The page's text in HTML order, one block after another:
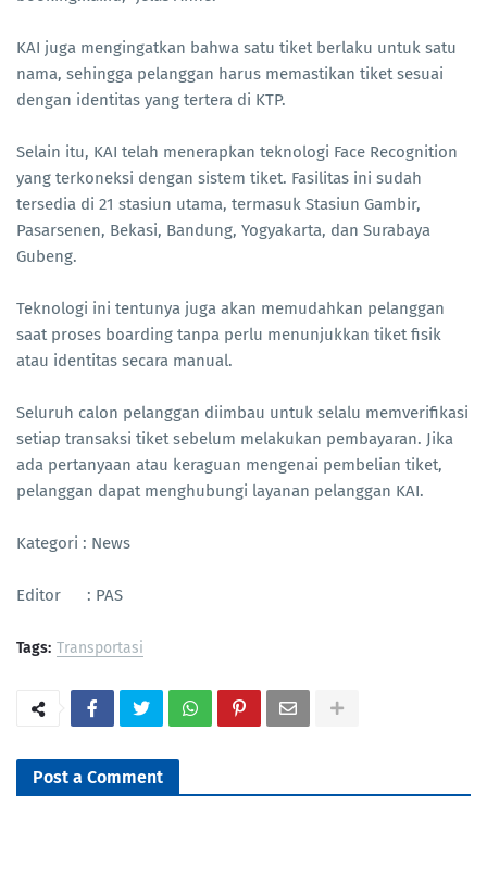
KAI juga mengingatkan bahwa satu tiket berlaku untuk satu
nama, sehingga pelanggan harus memastikan tiket sesuai
dengan identitas yang tertera di KTP.
Selain itu, KAI telah menerapkan teknologi Face Recognition
yang terkoneksi dengan sistem tiket. Fasilitas ini sudah
tersedia di 21 stasiun utama, termasuk Stasiun Gambir,
Pasarsenen, Bekasi, Bandung, Yogyakarta, dan Surabaya
Gubeng.
Teknologi ini tentunya juga akan memudahkan pelanggan
saat proses boarding tanpa perlu menunjukkan tiket fisik
atau identitas secara manual.
Seluruh calon pelanggan diimbau untuk selalu memverifikasi
setiap transaksi tiket sebelum melakukan pembayaran. Jika
ada pertanyaan atau keraguan mengenai pembelian tiket,
pelanggan dapat menghubungi layanan pelanggan KAI.
Kategori : News
Editor : PAS
Tags: Transportasi
Post a Comment